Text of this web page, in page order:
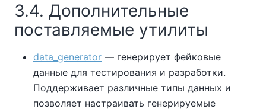
3.4. Дополнительные
поставляемые утилиты
data_generator — генерирует фейковые
данные для тестирования и разработки.
Поддерживает различные типы данных и
позволяет настраивать генерируемые